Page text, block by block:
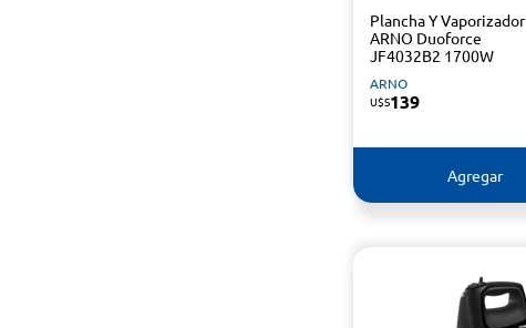
Plancha Y Vaporizador
ARNO Duoforce
JF4032B2 1700W
ARNO
U$S139
Agregar